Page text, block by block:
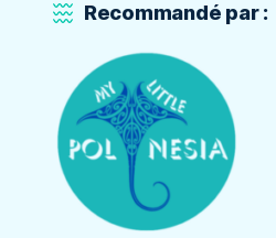
Recommandé par :